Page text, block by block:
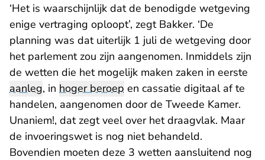
‘Het is waarschijnlijk dat de benodigde wetgeving
enige vertraging oploopt’, zegt Bakker. ‘De
planning was dat uiterlijk 1 juli de wetgeving door
het parlement zou zijn aangenomen. Inmiddels zijn
de wetten die het mogelijk maken zaken in eerste
aanleg, in hoger beroep en cassatie digitaal af te
handelen, aangenomen door de Tweede Kamer.
Unaniem!, dat zegt veel over het draagvlak. Maar
de invoeringswet is nog niet behandeld.
Bovendien moeten deze 3 wetten aansluitend nog